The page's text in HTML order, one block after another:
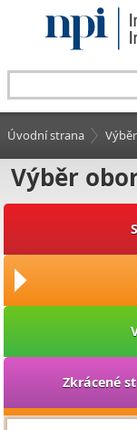
Úvodní strana
Výběr
Zkrácené